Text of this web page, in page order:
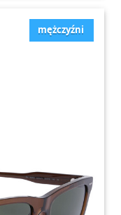
mężczyźni